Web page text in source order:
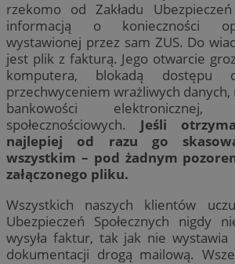
rzekomo od Zakładu
informacją o konieczności
wystawionej przez sam ZUS. Do
jest plik z fakturą. Jego otwarcie
komputera, blokadą
przechwyceniem wrażliwych danych,
bankowości
społecznościowych. Jeśli
najlepiej od razu go
wszystkim – pod żadnym
załączonego pliku.
Wszystkich naszych klientów
Ubezpieczeń Społecznych nigdy
wysyła faktur, tak jak nie wystawia
dokumentacji drogą mailową.